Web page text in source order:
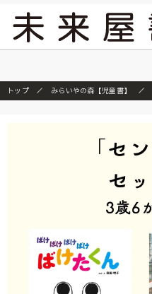
トップ みらいやの森【児童書】